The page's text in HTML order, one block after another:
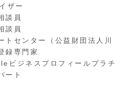
ザー
談員
談員
トセンター（公益財団法人川
録専門家
ビジネスプロフィールプラチ
ート